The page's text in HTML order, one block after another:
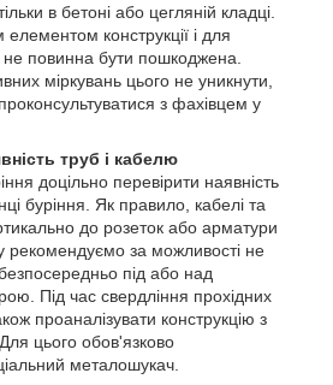
в бетоні або цегляній кладці.
конструкції і для
повинна бути пошкоджена.
міркувань цього не уникнути,
з фахівцем у
труб і кабелю
доцільно перевірити наявність
буріння. Як правило, кабелі та
до розеток або арматури
рекомендуємо за можливості не
під або над
Під час свердління прохідних
проаналізувати конструкцію з
цього обов'язково
металошукач.